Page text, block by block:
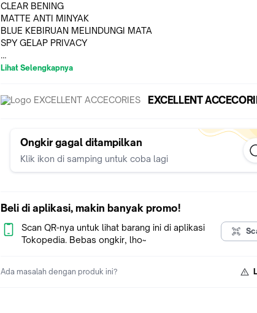
CLEAR BENING
MATTE ANTI MINYAK
BLUE KEBIRUAN MELINDUNGI MATA
SPY GELAP PRIVACY
Nano fushion teknologi, bisa perbaiki secara otomatis untuk
Anti finger print, menggunakan lapisan minyak anti-fingerprint
Anti bubbles, Jika saat pemasangan terdapat gelembung
hilang dalam 48 jam. (yg penting gelembungnya bukan karena
klo ada debu diback case akan sulit hilang gelembungnya).
CARA PEMASANGAN :TONTON LINK VIDEOnya....
Ada 4 LAPISAN dalam screen guard ini (lapisan HYDROGEL
bagian tengah)
Lihat Selengkapnya
EXCELLENT
Ongkir gagal ditampilkan
Klik ikon di samping untuk coba lagi
Beli di aplikasi, makin banyak promo!
Scan QR-nya untuk lihat barang ini di aplikasi
Tokopedia. Bebas ongkir, lho~
Ada masalah dengan produk ini?